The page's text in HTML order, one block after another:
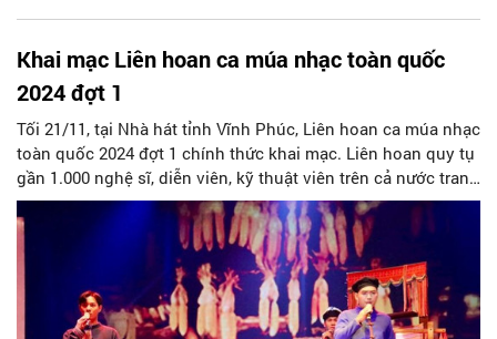
Khai mạc Liên hoan ca múa nhạc toàn quốc
2024 đợt 1
Tối 21/11, tại Nhà hát tỉnh Vĩnh Phúc, Liên hoan ca múa nhạc
toàn quốc 2024 đợt 1 chính thức khai mạc. Liên hoan quy tụ
gần 1.000 nghệ sĩ, diễn viên, kỹ thuật viên trên cả nước tranh
tài.